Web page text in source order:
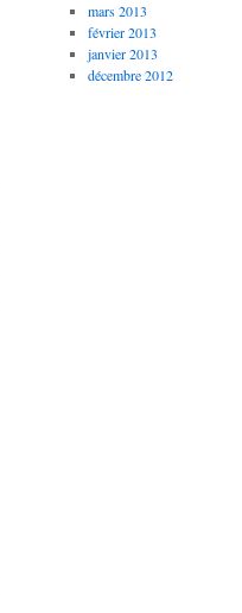
mars 2013
février 2013
janvier 2013
décembre 2012